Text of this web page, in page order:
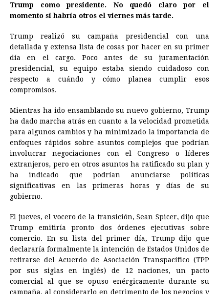
Trump como presidente. No quedó claro por el
momento si habría otros el viernes más tarde.
Trump realizó su campaña presidencial con una
detallada y extensa lista de cosas por hacer en su primer
día en el cargo. Poco antes de su juramentación
presidencial, su equipo estaba siendo cuidadoso con
respecto a cuándo y cómo planea cumplir esos
compromisos.
Mientras ha ido ensamblando su nuevo gobierno, Trump
ha dado marcha atrás en cuanto a la velocidad prometida
para algunos cambios y ha minimizado la importancia de
enfoques rápidos sobre asuntos complejos que podrían
involucrar negociaciones con el Congreso o líderes
extranjeros, pero en otros asuntos ha ratificado su plan y
ha indicado que podrían anunciarse políticas
significativas en las primeras horas y días de su
gobierno.
El jueves, el vocero de la transición, Sean Spicer, dijo que
Trump emitiría pronto dos órdenes ejecutivas sobre
comercio. En su lista del primer día, Trump dijo que
declararía formalmente la intención de Estados Unidos de
retirarse del Acuerdo de Asociación Transpacífico (TPP
por sus siglas en inglés) de 12 naciones, un pacto
comercial al que se opuso enérgicamente durante su
campaña, al considerarlo en detrimento de los negocios y